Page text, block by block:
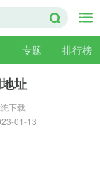
专题 排行榜
址
下载
01-13